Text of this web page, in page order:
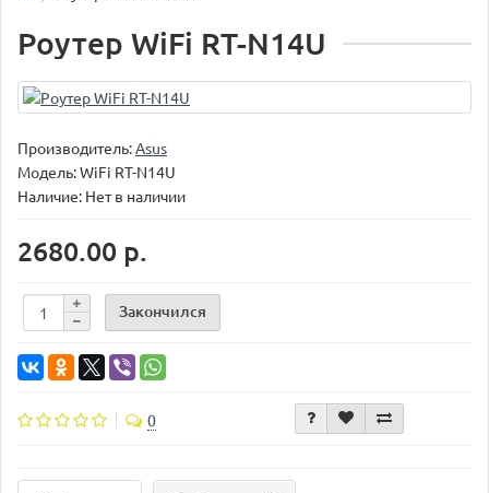
Роутер WiFi RT-N14U
Производитель:Asus
Модель:WiFi RT-N14U
Наличие: Нет в наличии
2680.00 р.
Закончился
0